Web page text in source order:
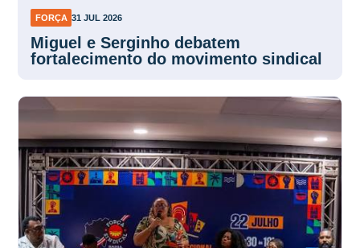
FORÇA 31 JUL 2026
Miguel e Serginho debatem
fortalecimento do movimento sindical